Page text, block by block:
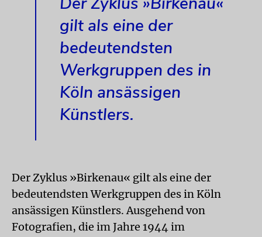
gilt als eine der
bedeutendsten
Werkgruppen des in
Köln ansässigen
Künstlers.
Der Zyklus »Birkenau« gilt als eine der
bedeutendsten Werkgruppen des in Köln
ansässigen Künstlers. Ausgehend von
Fotografien, die im Jahre 1944 im